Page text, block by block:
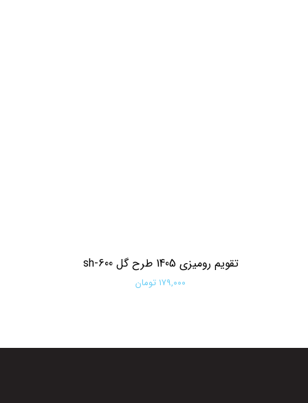
تقویم رومیزی 1405 طرح گل sh-600
۱۷۹,۰۰۰ تومان